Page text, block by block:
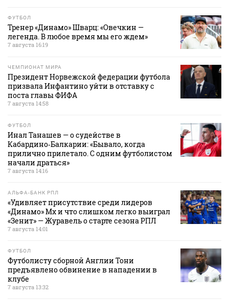
ФУТБОЛ
Тренер «Динамо» Шварц: «Овечкин —
легенда. В любое время мы его ждем»
7 августа 16:19
ЧЕМПИОНАТ МИРА
Президент Норвежской федерации футбола
призвала Инфантино уйти в отставку с
поста главы ФИФА
7 августа 14:58
ФУТБОЛ
Инал Танашев — о судействе в
Кабардино‑Балкарии: «Бывало, когда
прилично прилетало. С одним футболистом
начали драться»
7 августа 14:16
АЛЬФА-БАНК РПЛ
«Удивляет присутствие среди лидеров
«Динамо» Мх и что слишком легко выиграл
«Зенит» — Журавель о старте сезона РПЛ
7 августа 14:01
ФУТБОЛ
Футболисту сборной Англии Тони
предъявлено обвинение в нападении в
клубе
7 августа 13:32